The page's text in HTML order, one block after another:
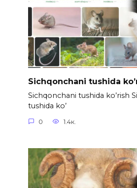
Sichqonchani tushida
Sichqonchani tushida ko’rish
tushida ko’
0 1.4к.